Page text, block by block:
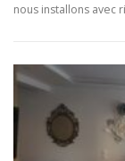
nous installons avec